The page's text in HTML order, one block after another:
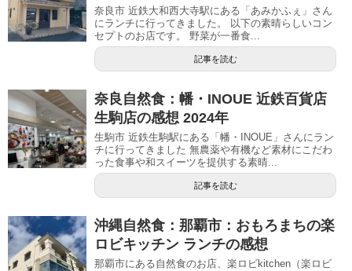
奈良市 近鉄大和西大寺駅にある「あみかふぇ」さん
にランチに行ってきました。 以下の素晴らしいコン
セプトのお店です。 野菜が一番食...
記事を読む
奈良自然食：幡・INOUE 近鉄百貨店
生駒店の感想 2024年
生駒市 近鉄生駒駅にある「幡・INOUE」さんにラン
チに行ってきました 無農薬や有機など素材にこだわ
った食事や和スイーツを提供する素晴...
記事を読む
沖縄自然食：那覇市：おもろまちの楽
ロビキッチン ランチの感想
那覇市にある自然食のお店、楽ロビkitchen（楽ロビ